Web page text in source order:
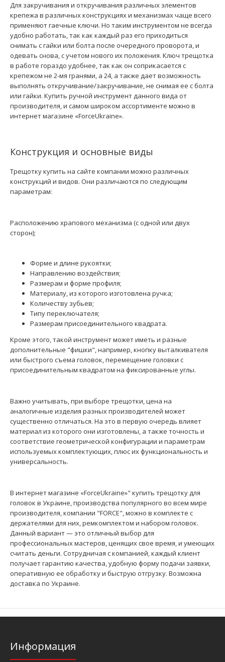
254 грн.
..
489 грн.
Для закручивания и откручивания различных элементов
крепежа в различных конструкциях и механизмах чаще всего
применяют гаечные ключи. Но таким инструментом не всегда
удобно работать, так как каждый раз его приходиться
снимать с гайки или болта после очередного проворота, и
одевать снова, с учетом нового их положения. Ключ трещотка
в работе гораздо удобнее, так как он соприкасается с
крепежом не 2-мя гранями, а 24, а также дает возможность
выполнять откручивание/закручивание, не снимая ее с болта
или гайки. Купить ручной инструмент данного вида от
производителя, и самом широком ассортименте можно в
интернет магазине «ForceUkraine».
Конструкция и основные виды
Трещотку купить на сайте компании можно различных
конструкций и видов. Они различаются по следующим
параметрам:
Расположению храпового механизма (с одной или двух
сторон);
Форме и длине рукоятки;
Направлению воздействия;
Размерам и форме профиля;
Материалу, из которого изготовлена ручка;
Количеству зубьев;
Типу переключателя;
Размерам присоединительного квадрата.
Кроме этого, такой инструмент может иметь и разные
дополнительные "фишки", например, кнопку выталкивателя
или быстрого съема головок, перемещение головки с
присоединительным квадратом на фиксированные углы.
Важно учитывать, при выборе трещотки, цена на
аналогичные изделия разных производителей может
существенно отличаться. На это в первую очередь влияет
материал из которого они изготовлены, а также точность и
соответствие геометрической конфигурации и параметрам
используемых комплектующих, плюс их функциональность и
универсальность.
В интернет магазине «ForceUkraine»" купить трещотку для
головок в Украине, производства популярного во всем мире
производителя, компании "FORCE", можно в комплекте с
держателями для них, ремкомплектом и набором головок.
Данный вариант — это отличный выбор для
профессиональных мастеров, ценящих свое время, и умеющих
считать деньги. Сотрудничая с компанией, каждый клиент
получает гарантию качества, удобную форму подачи заявки,
оперативную ее обработку и быструю отгрузку. Возможна
доставка по Украине.
Информация